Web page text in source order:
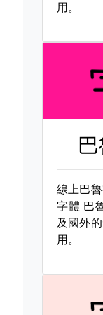
用。
線上巴
字體 巴
及國外
用。